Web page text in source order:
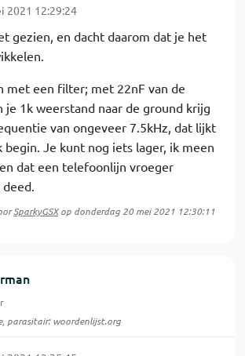
2021 12:29:24
gezien, en dacht daarom dat je het
met een filter; met 22nF van de
je 1k weerstand naar de ground krijg
van ongeveer 7.5kHz, dat lijkt
begin. Je kunt nog iets lager, ik meen
dat een telefoonlijn vroeger
SparkyGSXop donderdag 20 mei 2021 12:30:11
parasitair: woordenlijst.org